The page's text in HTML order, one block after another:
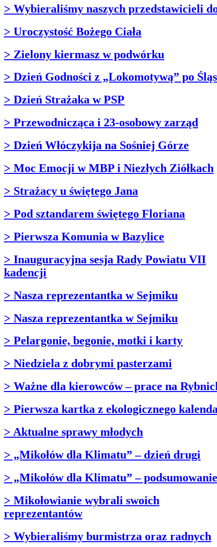
> Wybieraliśmy naszych przedstawicieli
> Uroczystość Bożego Ciała
> Zielony kiermasz w podwórku
> Dzień Godności z „Lokomotywą” po
> Dzień Strażaka w PSP
> Przewodnicząca i 23-osobowy zarząd
> Dzień Włóczykija na Sośniej Górze
> Moc Emocji w MBP i Niezłych Ziółkach
> Strażacy u świętego Jana
> Pod sztandarem świętego Floriana
> Pierwsza Komunia w Bazylice
> Inauguracyjna sesja Rady Powiatu VII
kadencji
> Nasza reprezentantka w Sejmiku
> Nasza reprezentantka w Sejmiku
> Pelargonie, begonie, motki i karty
> Niedziela z dobrymi pasterzami
> Ważne dla kierowców – prace na
> Pierwsza kartka z ekologicznego
> Aktualne sprawy młodych
> „Mikołów dla Klimatu” – dzień drugi
> „Mikołów dla Klimatu” – podsumowanie
> Mikołowianie wybrali swoich
reprezentantów
> Wybieraliśmy burmistrza oraz radnych